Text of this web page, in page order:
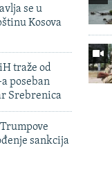
se u
Kosova
traže od
poseban
Srebrenica
sankcija